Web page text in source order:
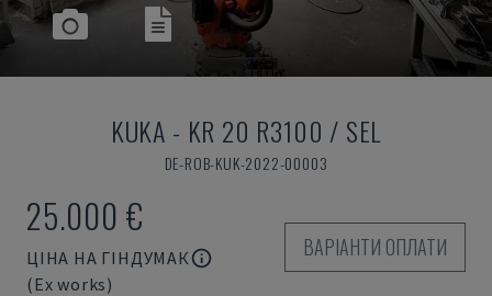
KUKA - KR 20 R3100 / SEL
DE-ROB-KUK-2022-00003
25.000 €
ЦІНА НА ГІНДУМАК
(Ex works)
ВАРІАНТИ ОПЛАТИ